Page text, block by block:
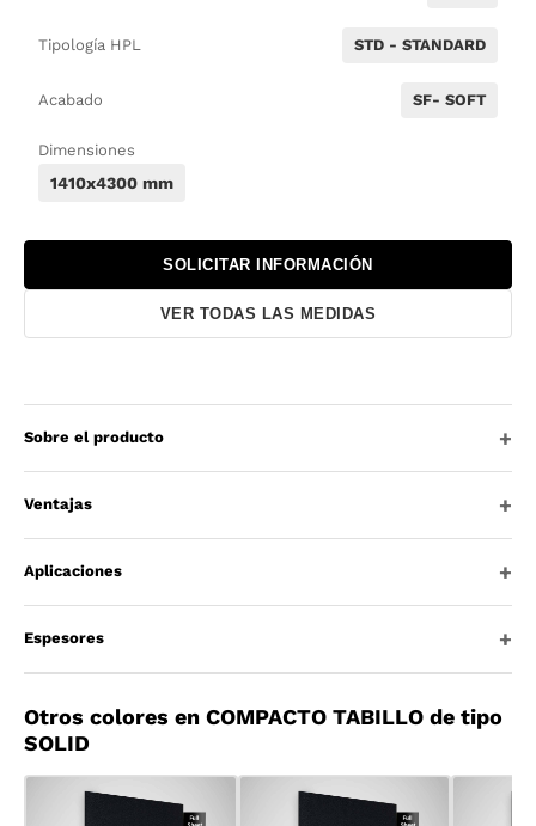
Tipología HPL STD - STANDARD
Acabado SF- SOFT
Dimensiones
1410x4300 mm
SOLICITAR INFORMACIÓN
VER TODAS LAS MEDIDAS
Sobre el producto
Ventajas
Aplicaciones
Espesores
Otros colores en COMPACTO TABILLO de tipo
SOLID